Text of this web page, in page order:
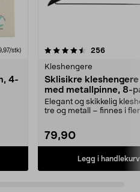
stk)
4-
256
Kleshengere
Sklisikre
med metallpinne, 8-
Elegant og skikkelig
tre og metall – finnes i
79,90
Legg i handlekurv
4.5av 5 stjerner